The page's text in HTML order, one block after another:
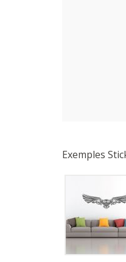
Exemples